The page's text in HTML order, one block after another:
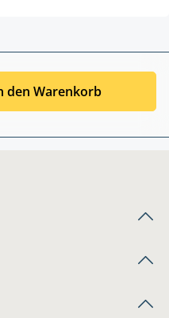
den Warenkorb